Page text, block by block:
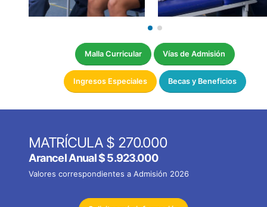
Malla Curricular Vías de Admisión
Ingresos Especiales Becas y Beneficios
MATRÍCULA $ 270.000
Arancel Anual$ 5.923.000
Valores correspondientes a Admisión 2026